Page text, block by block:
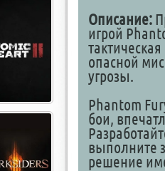
Описание:
игрой
опасной
угрозы.
Phantom
бои,
выполните
решение